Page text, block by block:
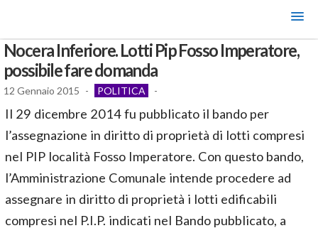
Nocera Inferiore. Lotti Pip Fosso Imperatore,
possibile fare domanda
12 Gennaio 2015 - POLITICA -
Il 29 dicembre 2014 fu pubblicato il bando per
l’assegnazione in diritto di proprietà di lotti compresi
nel PIP località Fosso Imperatore. Con questo bando,
l’Amministrazione Comunale intende procedere ad
assegnare in diritto di proprietà i lotti edificabili
compresi nel P.I.P. indicati nel Bando pubblicato, a